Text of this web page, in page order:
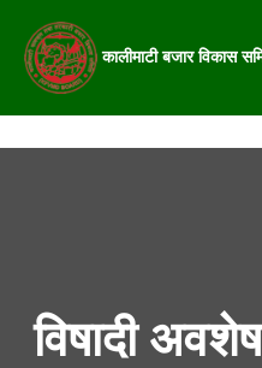
कालीमाटी बजार विकास
विषादी